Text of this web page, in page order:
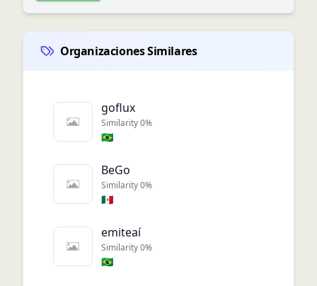
Organizaciones Similares
goflux
Similarity0%
🇧🇷
BeGo
Similarity0%
🇲🇽
emiteaí
Similarity0%
🇧🇷